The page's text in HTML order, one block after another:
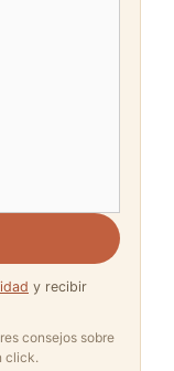
y recibir
consejos sobre
click.